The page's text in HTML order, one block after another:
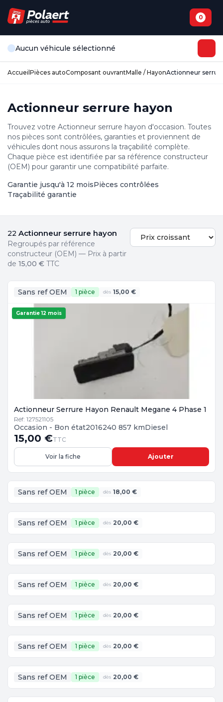
0
Aucun véhicule sélectionné
Accueil Pièces autoComposant ouvrantMalle / HayonActionneur
Actionneur serrure hayon
Trouvez votre Actionneur serrure hayon d'occasion. Toutes
nos pièces sont contrôlées, garanties et proviennent de
véhicules dont nous assurons la traçabilité complète.
Chaque pièce est identifiée par sa référence constructeur
(OEM) pour garantir une compatibilité parfaite.
Garantie jusqu'à 12 moisPièces contrôlées
Traçabilité garantie
22 Actionneur serrure hayon
Regroupés par référence
constructeur (OEM) — Prix à partir
de 15,00 € TTC
Sans ref OEM 1 pièce dès 15,00 €
Garantie 12 mois
Actionneur Serrure Hayon Renault Megane 4 Phase 1
Réf: 127521105
Occasion - Bon état2016240 857 kmDiesel
15,00 €TTC
Voir la fiche Ajouter
Sans ref OEM 1 pièce dès 18,00 €
Sans ref OEM 1 pièce dès 20,00 €
Sans ref OEM 1 pièce dès 20,00 €
Sans ref OEM 1 pièce dès 20,00 €
Sans ref OEM 1 pièce dès 20,00 €
Sans ref OEM 1 pièce dès 20,00 €
Sans ref OEM 1 pièce dès 20,00 €